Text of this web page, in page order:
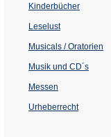
Kinderbücher
Leselust
Musicals / Oratorien
Musik und CD´s
Messen
Urheberrecht